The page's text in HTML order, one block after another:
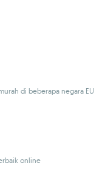
di beberapa negara EU
online